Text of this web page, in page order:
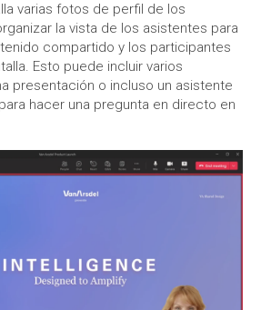
varias fotos de perfil de los
la vista de los asistentes para
compartido y los participantes
Esto puede incluir varios
presentación o incluso un asistente
hacer una pregunta en directo en